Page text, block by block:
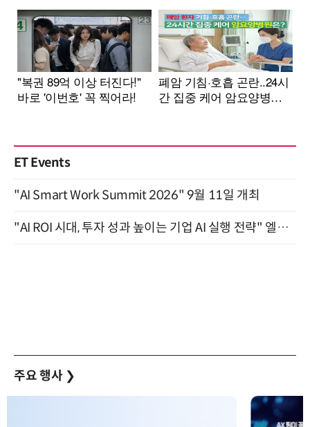
ET Events
"AI Smart Work Summit 2026" 9월 11일 개최
"AI ROI 시대, 투자 성과 높이는 기업 AI 실행 전략" 엘타워 6층 (9월 18일)
주요 행사 ❯